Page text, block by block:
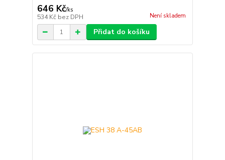
646 Kč/ks
534 Kč bez DPH Není skladem
Přidat do košíku